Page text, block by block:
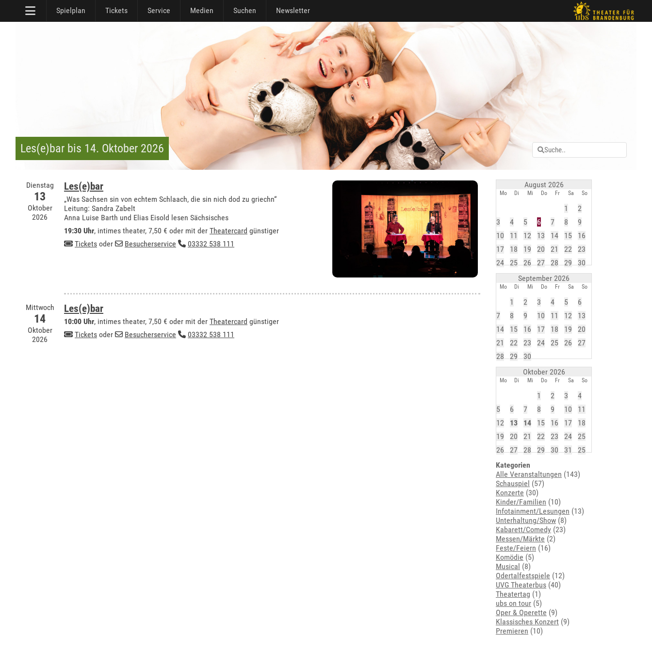
Spielplan Tickets Service Medien Suchen Newsletter
Les(e)bar bis 14. Oktober 2026
Dienstag
13
Oktober
2026
Les(e)bar
„Was Sachsen sin von echtem Schlaach, die sin nich dod zu griechn“
Leitung: Sandra Zabelt
Anna Luise Barth und Elias Eisold lesen Sächsisches
19:30 Uhr, intimes theater, 7,50 € oder mit der Theatercard günstiger
Tickets oder Besucherservice 03332 538 111
Mittwoch
14
Oktober
2026
Les(e)bar
10:00 Uhr, intimes theater, 7,50 € oder mit der Theatercard günstiger
Tickets oder Besucherservice 03332 538 111
August 2026
Mo Di Mi Do Fr Sa So
1
2
3
4 5 6 7 8
9
10
11 12 13 14 15
16
17
18 19 20 21 22
23
24
25 26 27 28 29
30
September 2026
Mo Di Mi Do Fr Sa So
1 2 3 4 5
6
7
8 9 10 11 12
13
14
15 16 17 18 19
20
21
22 23 24 25 26
27
28
29
30
Oktober 2026
Mo Di Mi Do Fr Sa So
1 2 3
4
5
6 7 8 9 10
11
12
13 14 15 16 17
18
19
20 21 22 23 24
25
26
27 28 29 30 31
25
Kategorien
Alle Veranstaltungen (143)
Schauspiel (57)
Konzerte (30)
Kinder/Familien (10)
Infotainment/Lesungen (13)
Unterhaltung/Show (8)
Kabarett/Comedy (23)
Messen/Märkte (2)
Feste/Feiern (16)
Komödie (5)
Musical (8)
Odertalfestspiele (12)
UVG Theaterbus (40)
Theatertag (1)
ubs on tour (5)
Oper & Operette (9)
Klassisches Konzert (9)
Premieren (10)